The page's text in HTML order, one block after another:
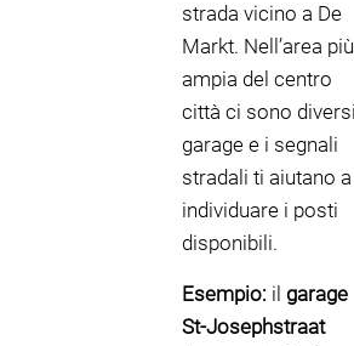
strada vicino a De
Markt. Nell’area più
ampia del centro
città ci sono diversi
garage e i segnali
stradali ti aiutano a
individuare i posti
disponibili.
Esempio: il garage
St-Josephstraat